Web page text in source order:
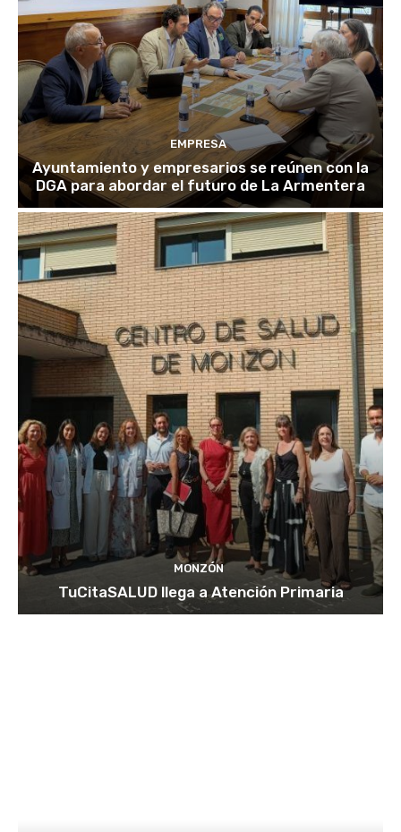
EMPRESA
Ayuntamiento y empresarios se reúnen con la
DGA para abordar el futuro de La Armentera
MONZÓN
TuCitaSALUD llega a Atención Primaria